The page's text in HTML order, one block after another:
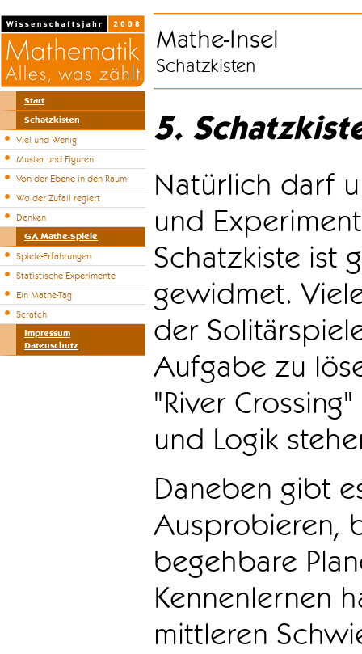
Start
Schatzkisten
Viel und Wenig
Muster und Figuren
Von der Ebene in den Raum
Wo der Zufall regiert
Denken
GA Mathe-Spiele
Spiele-Erfahrungen
Statistische Experimente
Ein Mathe-Tag
Scratch
Impressum
Datenschutz
Mathe-Insel
Schatzkisten
5.
Natürlich darf
und
Schatzkiste ist
gewidmet.
der
Aufgabe zu
"River
und Logik
Daneben gibt
Ausprobieren,
begehbare
Kennenlernen
mittleren